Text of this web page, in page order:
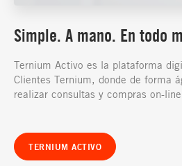
Simple. A mano. En todo
Ternium Activo es la plataforma
Clientes Ternium, donde de forma
realizar consultas y compras on-
TERNIUM ACTIVO